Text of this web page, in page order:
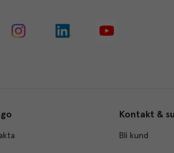
Kontakt &
Bli kund